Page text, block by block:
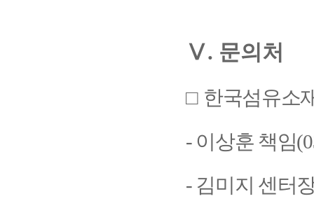
Ⅴ. 문의처
□ 한국섬유소
- 이상훈 책임
- 김미지 센터